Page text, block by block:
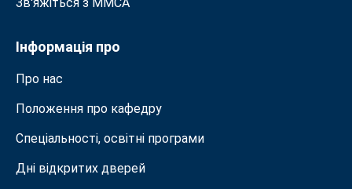
Інформація про
Про нас
Положення про кафедру
Спеціальності, освітні програми
Дні відкритих дверей